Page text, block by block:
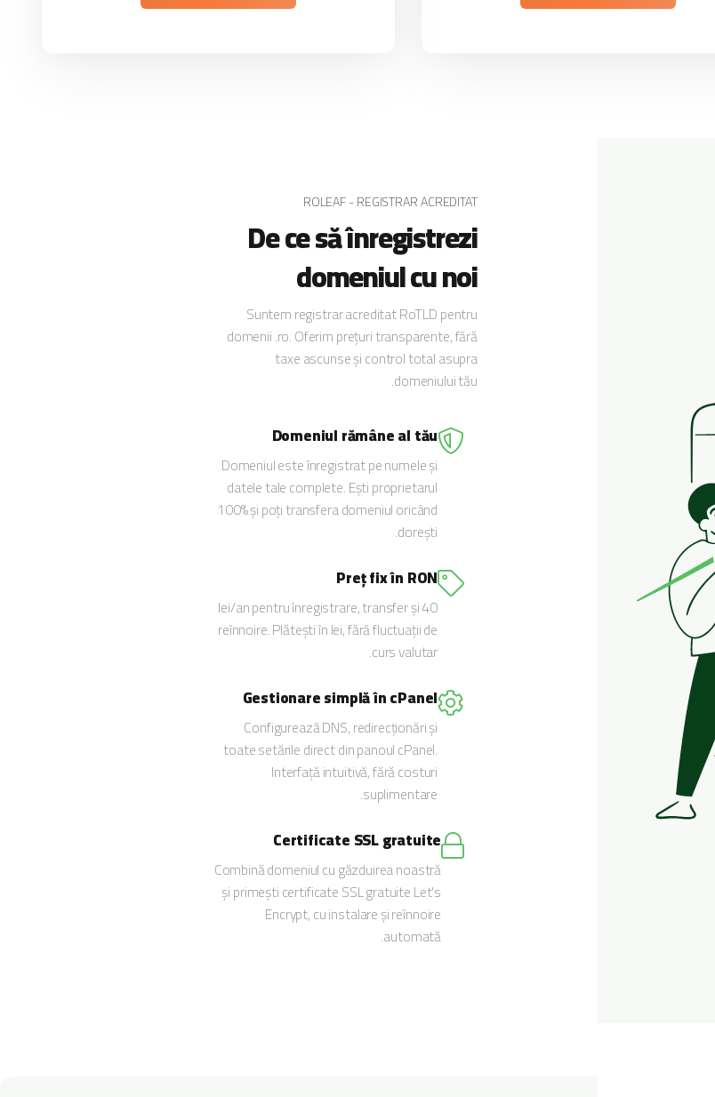
ROLEAF - REGISTRAR ACREDITAT
De ce să înregistrezi
domeniul cu noi
Suntem registrar acreditat RoTLD pentru
domenii .ro. Oferim prețuri transparente, fără
taxe ascunse și control total asupra
domeniului tău.
Domeniul rămâne al tău
Domeniul este înregistrat pe numele și
datele tale complete. Ești proprietarul
100% și poți transfera domeniul oricând
dorești.
Preț fix în RON
40 lei/an pentru înregistrare, transfer și
reînnoire. Plătești în lei, fără fluctuații de
curs valutar.
Gestionare simplă în cPanel
Configurează DNS, redirecționări și
toate setările direct din panoul cPanel.
Interfață intuitivă, fără costuri
suplimentare.
Certificate SSL gratuite
Combină domeniul cu găzduirea noastră
și primești certificate SSL gratuite Let's
Encrypt, cu instalare și reînnoire
automată.